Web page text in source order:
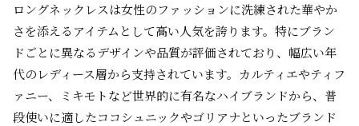
ロングネックレスは女性のファッションに洗練された華やか
さを添えるアイテムとして高い人気を誇ります。特にブラン
ドごとに異なるデザインや品質が評価されており、幅広い年
代のレディース層から支持されています。カルティエやティフ
ァニー、ミキモトなど世界的に有名なハイブランドから、普
段使いに適したココシュニックやゴリアナといったブランド